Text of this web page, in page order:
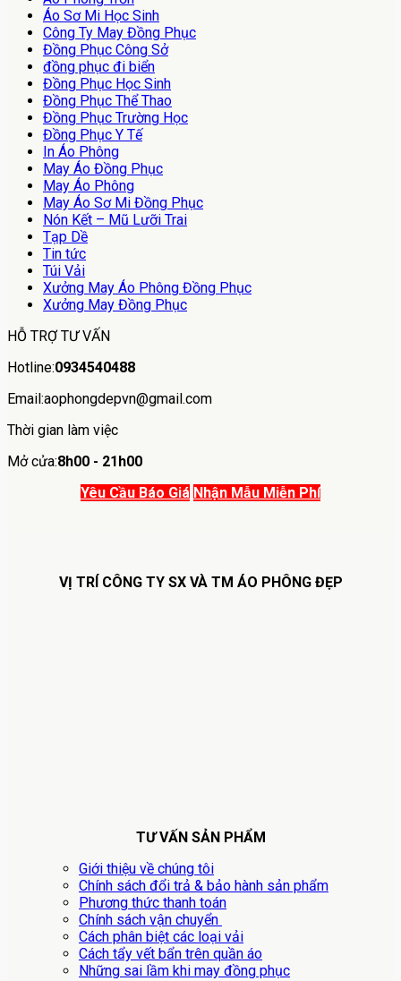
Áo Sơ Mi Học Sinh
Công Ty May Đồng Phục
Đồng Phục Công Sở
đồng phục đi biển
Đồng Phục Học Sinh
Đồng Phục Thể Thao
Đồng Phục Trường Học
Đồng Phục Y Tế
In Áo Phông
May Áo Đồng Phục
May Áo Phông
May Áo Sơ Mi Đồng Phục
Nón Kết – Mũ Lưỡi Trai
Tạp Dề
Tin tức
Túi Vải
Xưởng May Áo Phông Đồng Phục
Xưởng May Đồng Phục
HỖ TRỢ TƯ VẤN
Hotline:0934540488
Email:aophongdepvn@gmail.com
Thời gian làm việc
Mở cửa:8h00 - 21h00
Yêu Cầu Báo Giá Nhận Mẫu Miễn Phí
VỊ TRÍ CÔNG TY SX VÀ TM ÁO PHÔNG ĐẸP
TƯ VẤN SẢN PHẨM
Giới thiệu về chúng tôi
Chính sách đổi trả & bảo hành sản phẩm
Phương thức thanh toán
Chính sách vận chuyển
Cách phân biệt các loại vải
Cách tẩy vết bẩn trên quần áo
Những sai lầm khi may đồng phục